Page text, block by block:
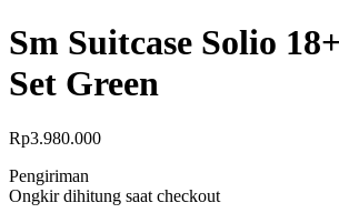
Sm Suitcase Solio
Set Green
Rp3.980.000
Pengiriman
Ongkir dihitung saat checkout